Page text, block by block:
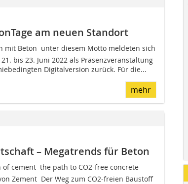
am neuen Standort
mit Beton  unter diesem Motto meldeten sich
bis 23. Juni 2022 als Präsenzveranstaltung
Digitalversion zurück. Für die...
mehr
– Megatrends für Beton
cement  the path to CO2-free concrete
Zement  Der Weg zum CO2-freien Baustoff